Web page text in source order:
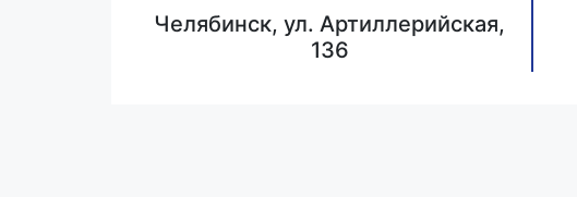
Челябинск, ул. Артиллерийская,
136